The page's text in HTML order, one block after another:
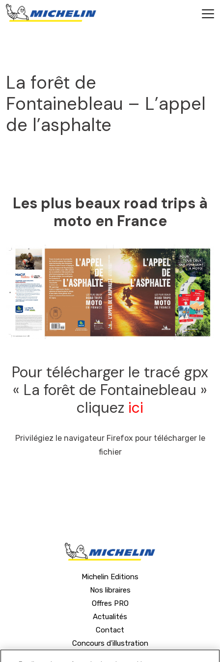
La forêt de
Fontainebleau – L’appel
de l’asphalte
Les plus beaux road trips à
moto en France
Pour télécharger le tracé gpx
« La forêt de Fontainebleau »
cliquez ici
Privilégiez le navigateur Firefox pour télécharger le
fichier
Michelin Editions
Nos libraires
Offres PRO
Actualités
Contact
Concours d'illustration